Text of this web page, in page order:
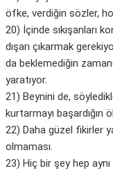
öfke, verdiğin sözler,
20) İçinde sıkışanları
dışarı çıkarmak
da beklemediğin
yaratıyor.
21) Beynini de,
kurtarmayı başardığın
22) Daha güzel fikirler
olmaması.
23) Hiç bir şey hep